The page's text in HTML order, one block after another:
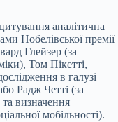
аналітична
Нобелівської премії
Глейзер (за
Том Пікетті,
в галузі
Радж Четті (за
визначення
мобільності).